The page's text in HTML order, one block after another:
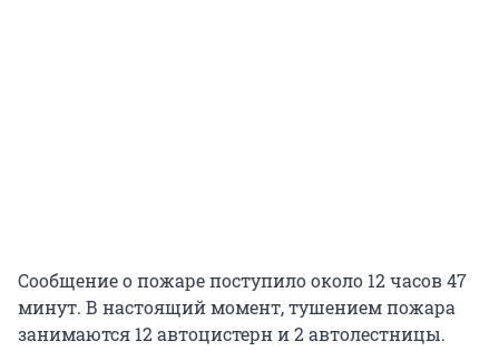
Сообщение о пожаре поступило около 12 часов 47
минут. В настоящий момент, тушением пожара
занимаются 12 автоцистерн и 2 автолестницы.